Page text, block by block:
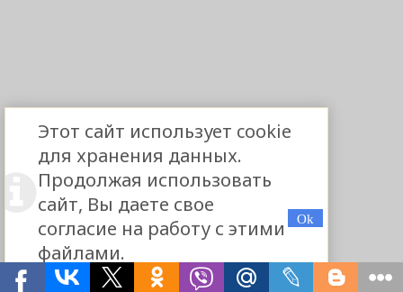
Этот сайт использует cookie
для хранения данных.
Продолжая использовать
сайт, Вы даете свое
согласие на работу с этими
файлами.